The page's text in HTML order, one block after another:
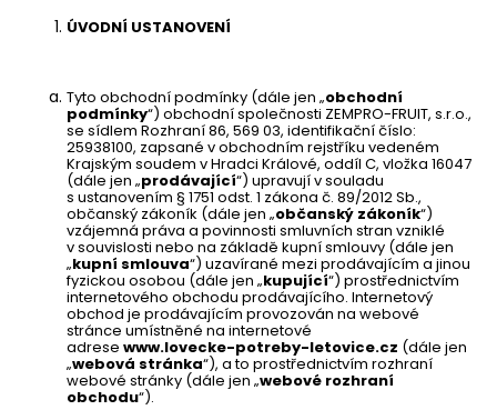
ÚVODNÍ USTANOVENÍ
Tyto obchodní podmínky (dále jen „obchodní
podmínky“) obchodní společnosti ZEMPRO-FRUIT, s.r.o.,
se sídlem Rozhraní 86, 569 03, identifikační číslo:
25938100, zapsané v obchodním rejstříku vedeném
Krajským soudem v Hradci Králové, oddíl C, vložka 16047
(dále jen „prodávající“) upravují v souladu
s ustanovením § 1751 odst. 1 zákona č. 89/2012 Sb.,
občanský zákoník (dále jen „občanský zákoník“)
vzájemná práva a povinnosti smluvních stran vzniklé
v souvislosti nebo na základě kupní smlouvy (dále jen
„kupní smlouva“) uzavírané mezi prodávajícím a jinou
fyzickou osobou (dále jen „kupující“) prostřednictvím
internetového obchodu prodávajícího. Internetový
obchod je prodávajícím provozován na webové
stránce umístněné na internetové
adrese www.lovecke-potreby-letovice.cz (dále jen
„webová stránka“), a to prostřednictvím rozhraní
webové stránky (dále jen „webové rozhraní
obchodu“).
HLEDAT